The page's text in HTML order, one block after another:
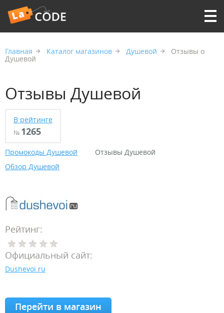
Главная Каталог магазинов Душевой Отзывы о
Душевой
Отзывы Душевой
В рейтинге
№ 1265
Промокоды Душевой
Отзывы Душевой
Обзор Душевой
Рейтинг:
Официальный сайт:
Dushevoi.ru
Перейти в магазин